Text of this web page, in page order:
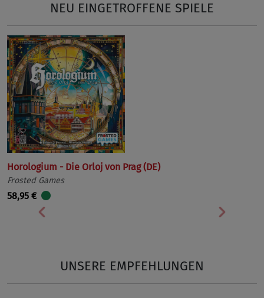
NEU EINGETROFFENE SPIELE
Horologium - Die Orloj von Prag (DE)
Frosted Games
58,95 €
Vorherige
UNSERE EMPFEHLUNGEN